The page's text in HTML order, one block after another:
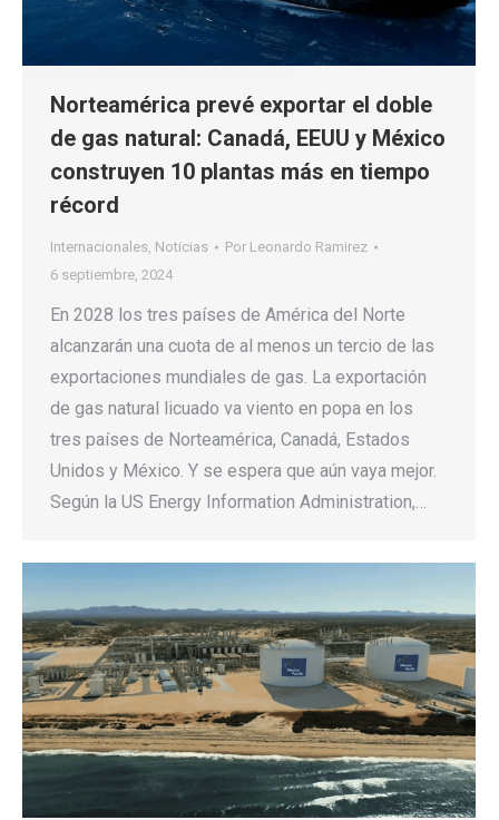
Norteamérica prevé exportar el doble
de gas natural: Canadá, EEUU y México
construyen 10 plantas más en tiempo
récord
Internacionales, Noticias Por Leonardo Ramirez
6 septiembre, 2024
En 2028 los tres países de América del Norte
alcanzarán una cuota de al menos un tercio de las
exportaciones mundiales de gas. La exportación
de gas natural licuado va viento en popa en los
tres países de Norteamérica, Canadá, Estados
Unidos y México. Y se espera que aún vaya mejor.
Según la US Energy Information Administration,…